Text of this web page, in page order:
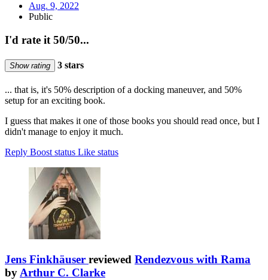
Aug. 9, 2022
Public
I'd rate it 50/50...
Show rating 3 stars
... that is, it's 50% description of a docking maneuver, and 50%
setup for an exciting book.
I guess that makes it one of those books you should read once, but I
didn't manage to enjoy it much.
Reply Boost status Like status
Jens Finkhäuser reviewed Rendezvous with Rama
by Arthur C. Clarke